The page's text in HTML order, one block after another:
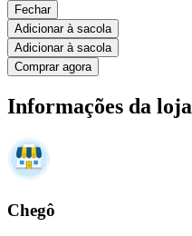
Fechar
Adicionar à sacola
Adicionar à sacola
Comprar agora
Informações da loja
Chegô